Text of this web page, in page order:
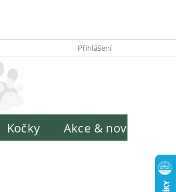
O ZPRACOVÁNÍ OSOBNÍCH ÚDAJŮ
Přihlášení
Kočky Akce & novinky